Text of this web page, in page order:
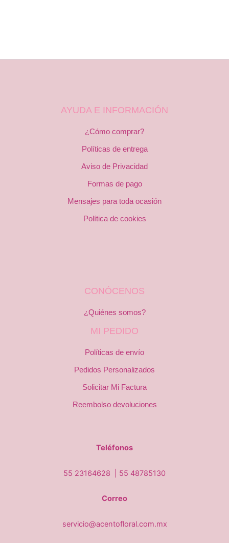
AYUDA E INFORMACIÓN
¿Cómo comprar?
Políticas de entrega
Aviso de Privacidad
Formas de pago
Mensajes para toda ocasión
Política de cookies
CONÓCENOS
¿Quiénes somos?
MI PEDIDO
Políticas de envío
Pedidos Personalizados
Solicitar Mi Factura
Reembolso devoluciones
Teléfonos
55 23164628 | 55 48785130
Correo
servicio@acentofloral.com.mx